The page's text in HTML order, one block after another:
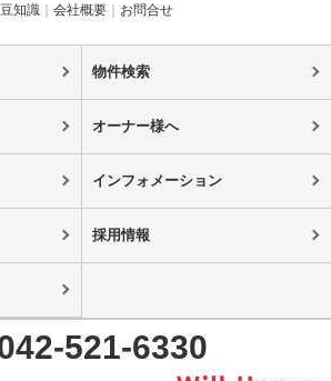
豆知識 会社概要 お問合せ
物件検索
オーナー様へ
インフォメーション
採用情報
521-6330